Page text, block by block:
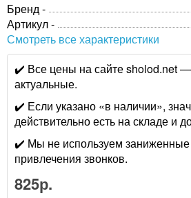
Бренд -
Артикул -
Смотреть все характеристики
✔️ Все цены на сайте sholod.net
актуальные.
✔️ Если указано «в наличии»,
действительно есть на складе и
✔️ Мы не используем
привлечения звонков.
825р.